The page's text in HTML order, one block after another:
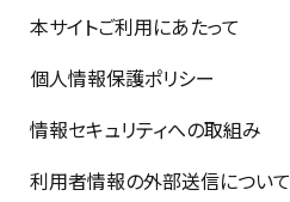
本サイトご利用にあたって
個人情報保護ポリシー
情報セキュリティへの取組み
利用者情報の外部送信について